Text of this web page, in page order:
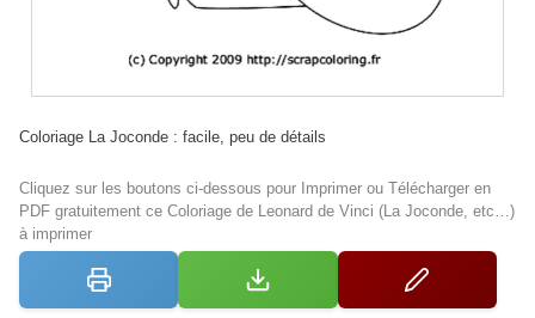
Coloriage La Joconde : facile, peu de détails
Cliquez sur les boutons ci-dessous pour Imprimer ou Télécharger en
PDF gratuitement ce Coloriage de Leonard de Vinci (La Joconde, etc…)
à imprimer